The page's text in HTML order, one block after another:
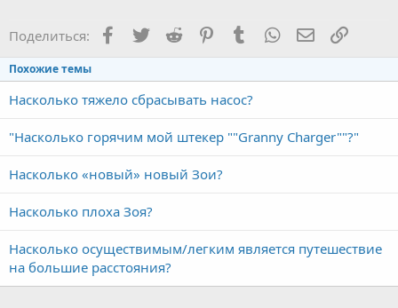
Поделиться: Facebook
TwitterReddit PinterestTumblr WhatsApp Ссылка
Похожие темы
Насколько тяжело сбрасывать насос?
"Насколько горячим мой штекер ""Granny Charger""?"
Насколько «новый» новый Зои?
Насколько плоха Зоя?
Насколько осуществимым/легким является путешествие
на большие расстояния?